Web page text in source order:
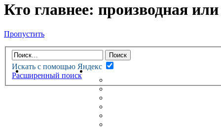
Кто главнее: производная
Пропустить
Искать с помощью Яндекс
Расширенный поиск
НОВАЯ ТЕОРИЯФОРУМ
НЕПРОЧИТАННЫЕ